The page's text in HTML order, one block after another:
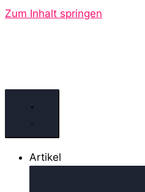
Zum Inhalt springen
Artikel